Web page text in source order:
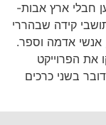
חבלי ארץ אבות-
קידה שבהררי
אנשי אדמה וספר.
את הפרוייקט
בשני כרכים